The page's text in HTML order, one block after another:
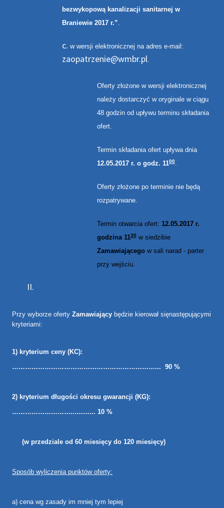
bezwykopową kanalizacji sanitarnej w
Braniewie 2017 r.”.
w wersji elektronicznej na adres e-mail:
zaopatrzenie@wmbr.pl.
Oferty złożone w wersji elektronicznej
należy dostarczyć w oryginale w ciągu
48 godzin od upływu terminu składania
ofert.
Termin składania ofert upływa dnia
12.05.2017 r. o godz. 1100.
Oferty złożone po terminie nie będą
rozpatrywane.
Termin otwarcia ofert: 12.05.2017 r.
godzina 1130 w siedzibie
Zamawiającego w sali narad - parter
przy wejściu.
Przy wyborze oferty Zamawiający będzie kierował sięnastępującymi
kryteriami:
1) kryterium ceny (KC):
…………………………………………………………... 90 %
2) kryterium długości okresu gwarancji (KG):
………………………..….…... 10 %
(w przedziale od 60 miesięcy do 120 miesięcy)
Sposób wyliczenia punktów oferty:
a) cena wg zasady im mniej tym lepiej